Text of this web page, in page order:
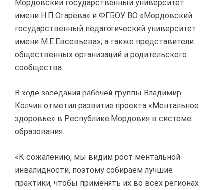
Мордовский государственный университет
имени Н.П.Огарёва» и ФГБОУ ВО «Мордовский
государственный педагогический университет
имени М.Е.Евсевьева», а также представители
общественных организаций и родительского
сообщества.
В ходе заседания рабочей группы Владимир
Колчин отметил развитие проекта «Ментальное
здоровье» в Республике Мордовия в системе
образования.
«К сожалению, мы видим рост ментальной
инвалидности, поэтому собираем лучшие
практики, чтобы применять их во всех регионах